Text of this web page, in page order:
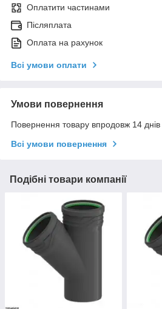
Оплатити частинами
Післяплата
Оплата на рахунок
Всі умови оплати
Умови повернення
Повернення товару впродовж 14
Всі умови повернення
Подібні товари компанії